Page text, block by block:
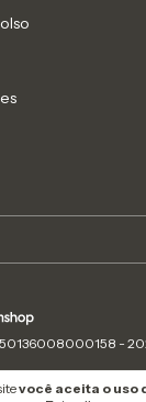
você aceita o uso
-